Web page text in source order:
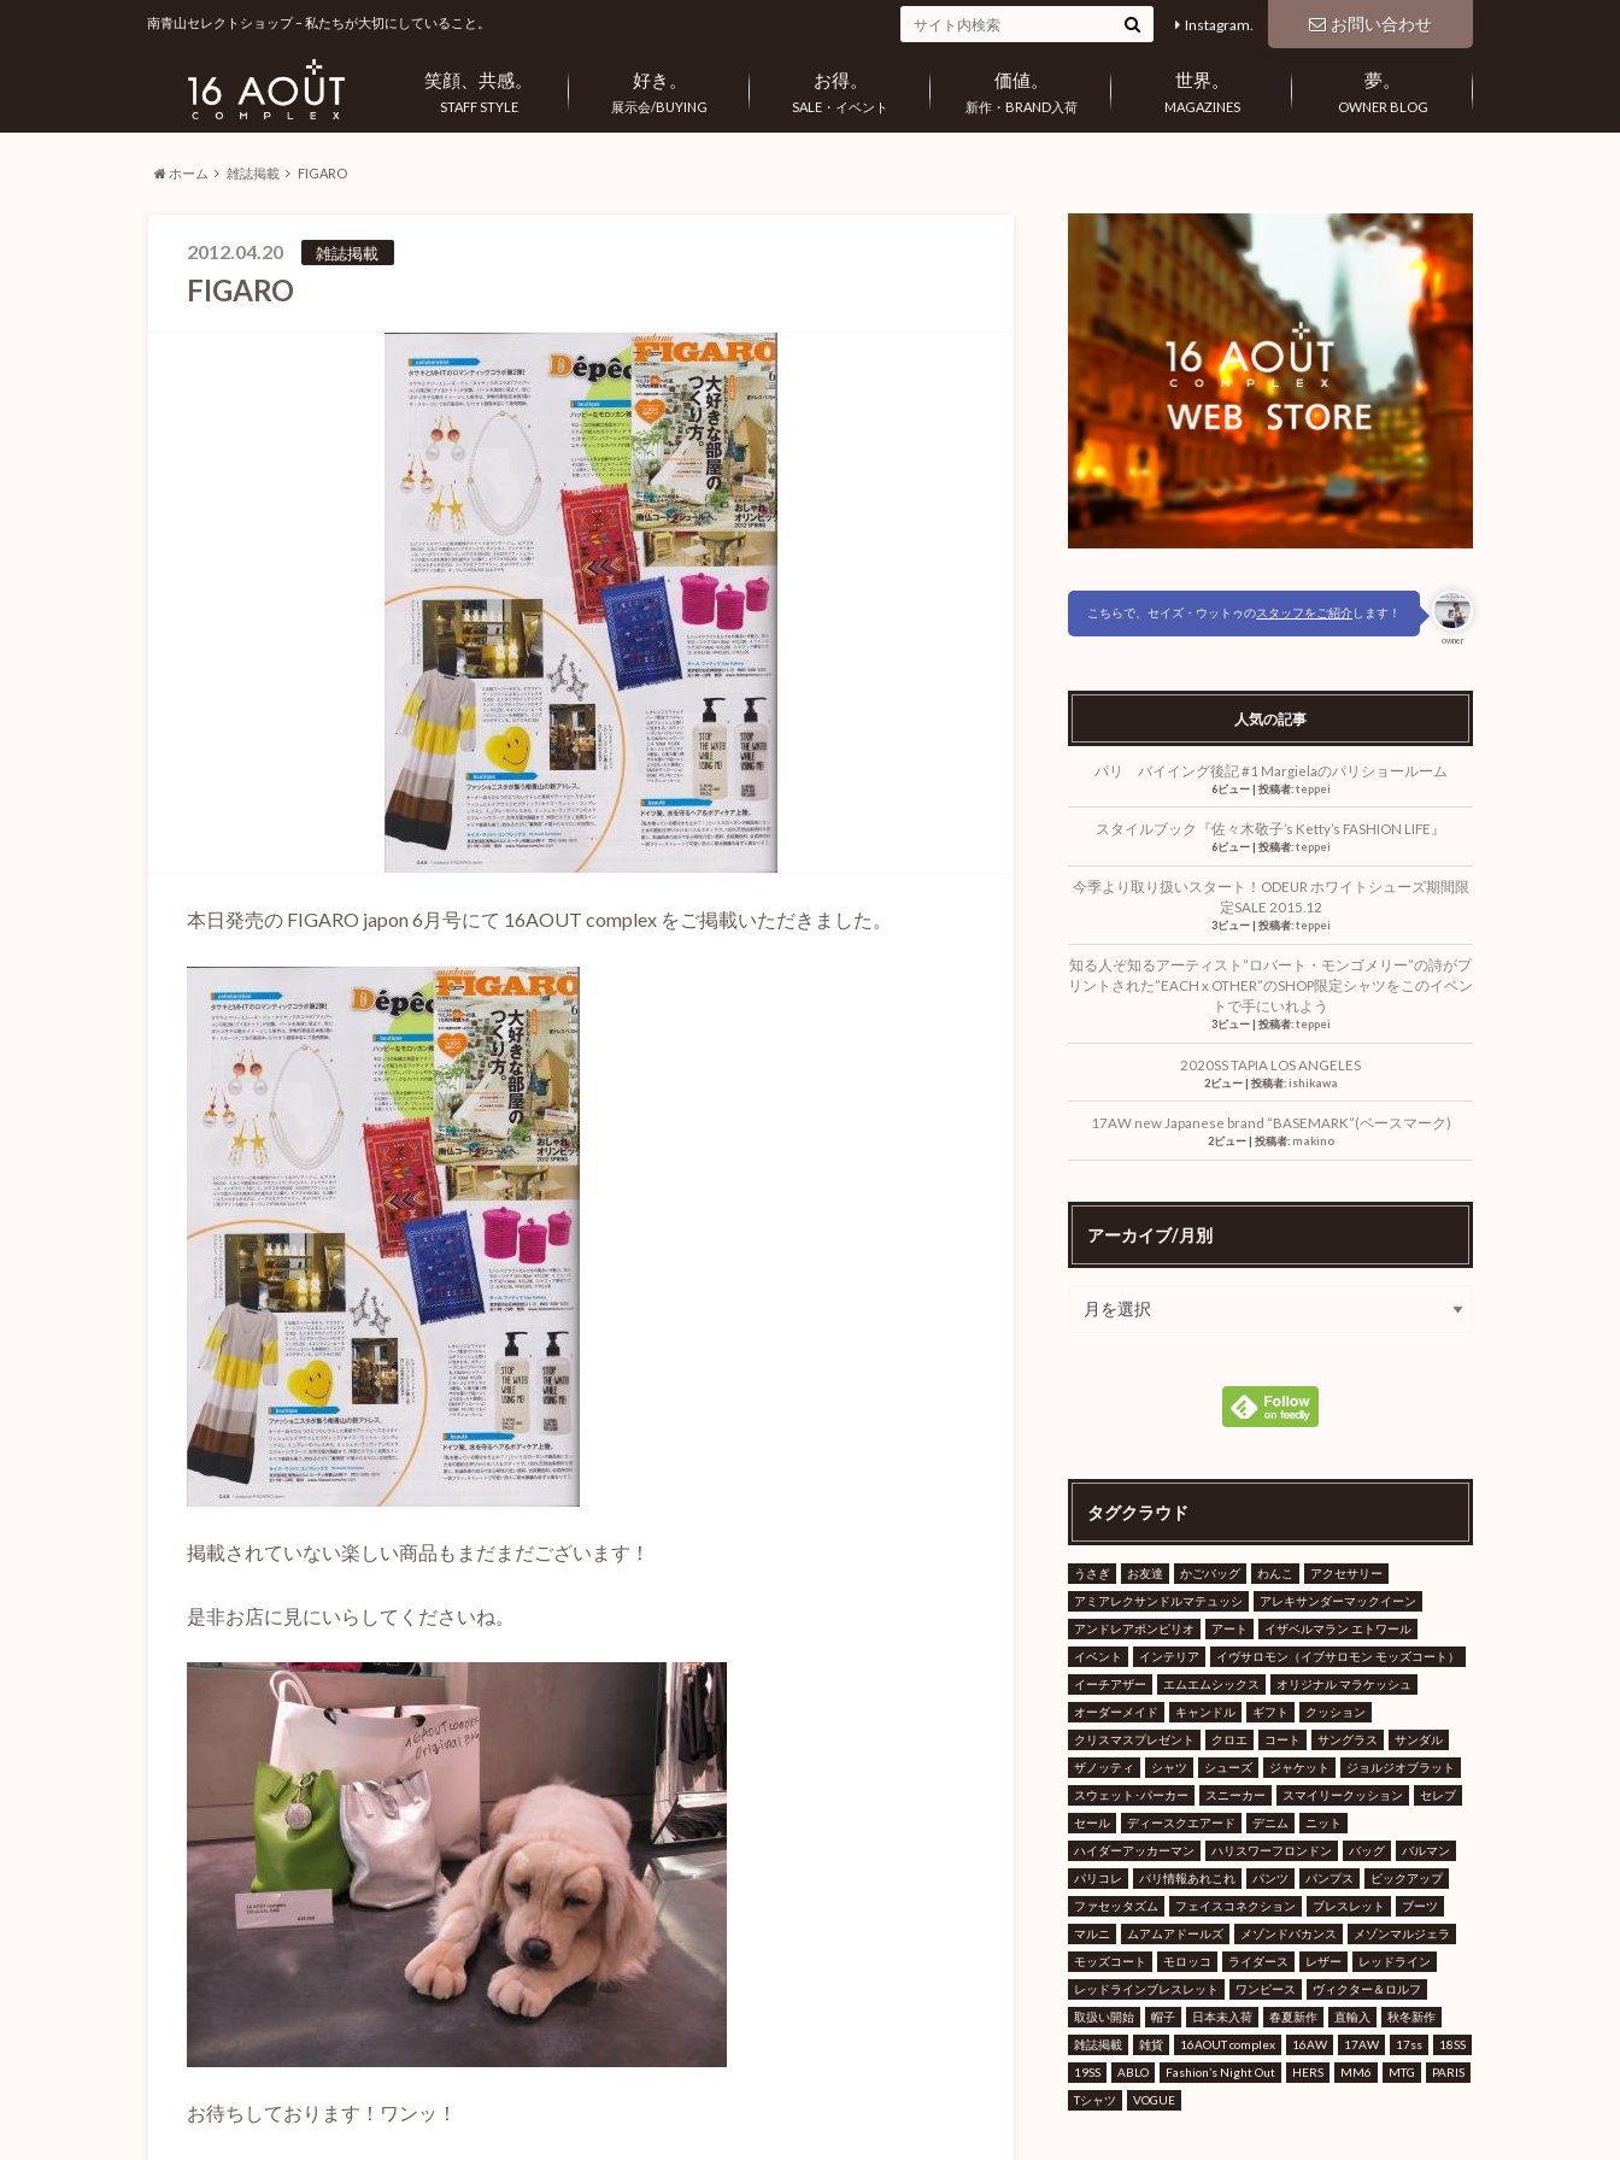
南青山セレクトショップ – 私たちが大切にしていること。 お問い合わせ
Instagram.
STAFF STYLE
笑顔、共感。
展示会/BUYING
好き。
SALE・イベント
お得。
新作・BRAND入荷
価値。
MAGAZINES
世界。
OWNER BLOG
夢。
ホーム 雑誌掲載 FIGARO
2012.04.20 雑誌掲載
FIGARO
本日発売の FIGARO japon 6月号にて 16AOUT complex をご掲載いただきました。
掲載されていない楽しい商品もまだまだございます！
是非お店に見にいらしてくださいね。
お待ちしております！ワンッ！
owner
こちらで、セイズ・ウットゥのスタッフをご紹介します！
人気の記事
パリ バイイング後記 #1 Margielaのパリショールーム
6ビュー| 投稿者:teppei
スタイルブック『佐々木敬子’s Ketty’s FASHION LIFE』
6ビュー| 投稿者:teppei
今季より取り扱いスタート！ODEUR ホワイトシューズ期間限
定SALE 2015.12
3ビュー| 投稿者:teppei
知る人ぞ知るアーティスト”ロバート・モンゴメリー”の詩がプ
リントされた”EACH x OTHER”のSHOP限定シャツをこのイベン
トで手にいれよう
3ビュー| 投稿者:teppei
2020SS TAPIA LOS ANGELES
2ビュー| 投稿者:ishikawa
17AW new Japanese brand “BASEMARK”(ベースマーク)
2ビュー| 投稿者: makino
アーカイブ/月別
タグクラウド
うさぎ お友達 かごバッグ わんこ
アクセサリー
アミアレクサンドルマテュッシ
アレキサンダーマックイーン
アンドレアポンピリオ
アート
イザベルマラン エトワール
イベント
インテリア
イヴサロモン（イブサロモン モッズコート）
イーチアザー
エムエムシックス
オリジナル マラケッシュ
オーダーメイド
キャンドル ギフト
クッション
クリスマスプレゼント
クロエ コート サングラス
サンダル
ザノッティ
シャツ シューズ ジャケット
ジョルジオブラット
スウェット･パーカー
スニーカー スマイリークッション
セレブ
セール
ディースクエアード デニム
ニット
ハイダーアッカーマン
ハリスワーフロンドン バッグ
バルマン
パリコレ
パリ情報あれこれ パンツ パンプス
ピックアップ
ファセッタズム
フェイスコネクション ブレスレット
ブーツ
マルニ
ムアムアドールズ メゾンドバカンス
メゾンマルジェラ
モッズコート
モロッコ ライダース レザー
レッドライン
レッドラインブレスレット
ワンピース
ヴィクター＆ロルフ
取扱い開始
帽子 日本未入荷 春夏新作 直輸入
秋冬新作
雑誌掲載
雑貨 16AOUT complex 16AW 17AW 17ss
18SS
19SS
ABLO Fashion’s Night Out HERS MM6 MTG
PARIS
Tシャツ
VOGUE